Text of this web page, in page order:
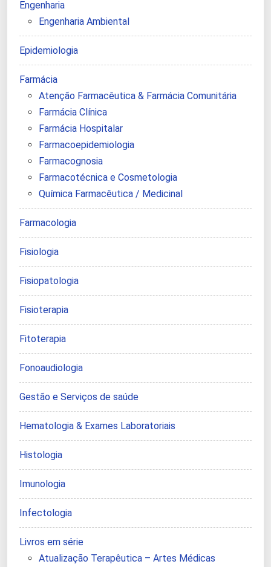
Engenharia
Engenharia Ambiental
Epidemiologia
Farmácia
Atenção Farmacêutica & Farmácia Comunitária
Farmácia Clínica
Farmácia Hospitalar
Farmacoepidemiologia
Farmacognosia
Farmacotécnica e Cosmetologia
Química Farmacêutica / Medicinal
Farmacologia
Fisiologia
Fisiopatologia
Fisioterapia
Fitoterapia
Fonoaudiologia
Gestão e Serviços de saúde
Hematologia & Exames Laboratoriais
Histologia
Imunologia
Infectologia
Livros em série
Atualização Terapêutica – Artes Médicas